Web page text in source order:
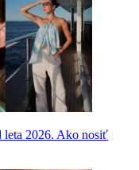
leta 2026. Ako nosiť